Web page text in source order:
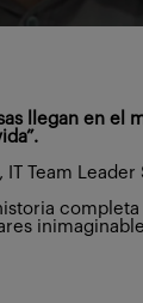
llegan en el
IT Team